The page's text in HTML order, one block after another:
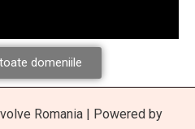
domeniile
Romania | Powered by